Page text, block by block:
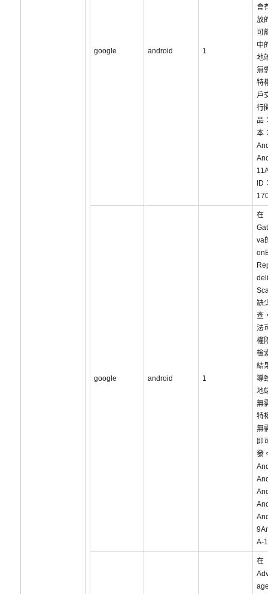
google android 1
會
放
可
中
地
無
特
戶
行
品
本
ID
google android 1
在
va
缺
查
法
權
檢
結
導
地
無
特
無
即
發
A-
在